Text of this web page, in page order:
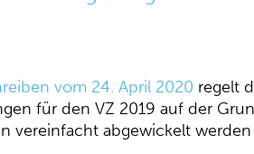
vom 24. April 2020 regelt
für den VZ 2019 auf der
vereinfacht abgewickelt